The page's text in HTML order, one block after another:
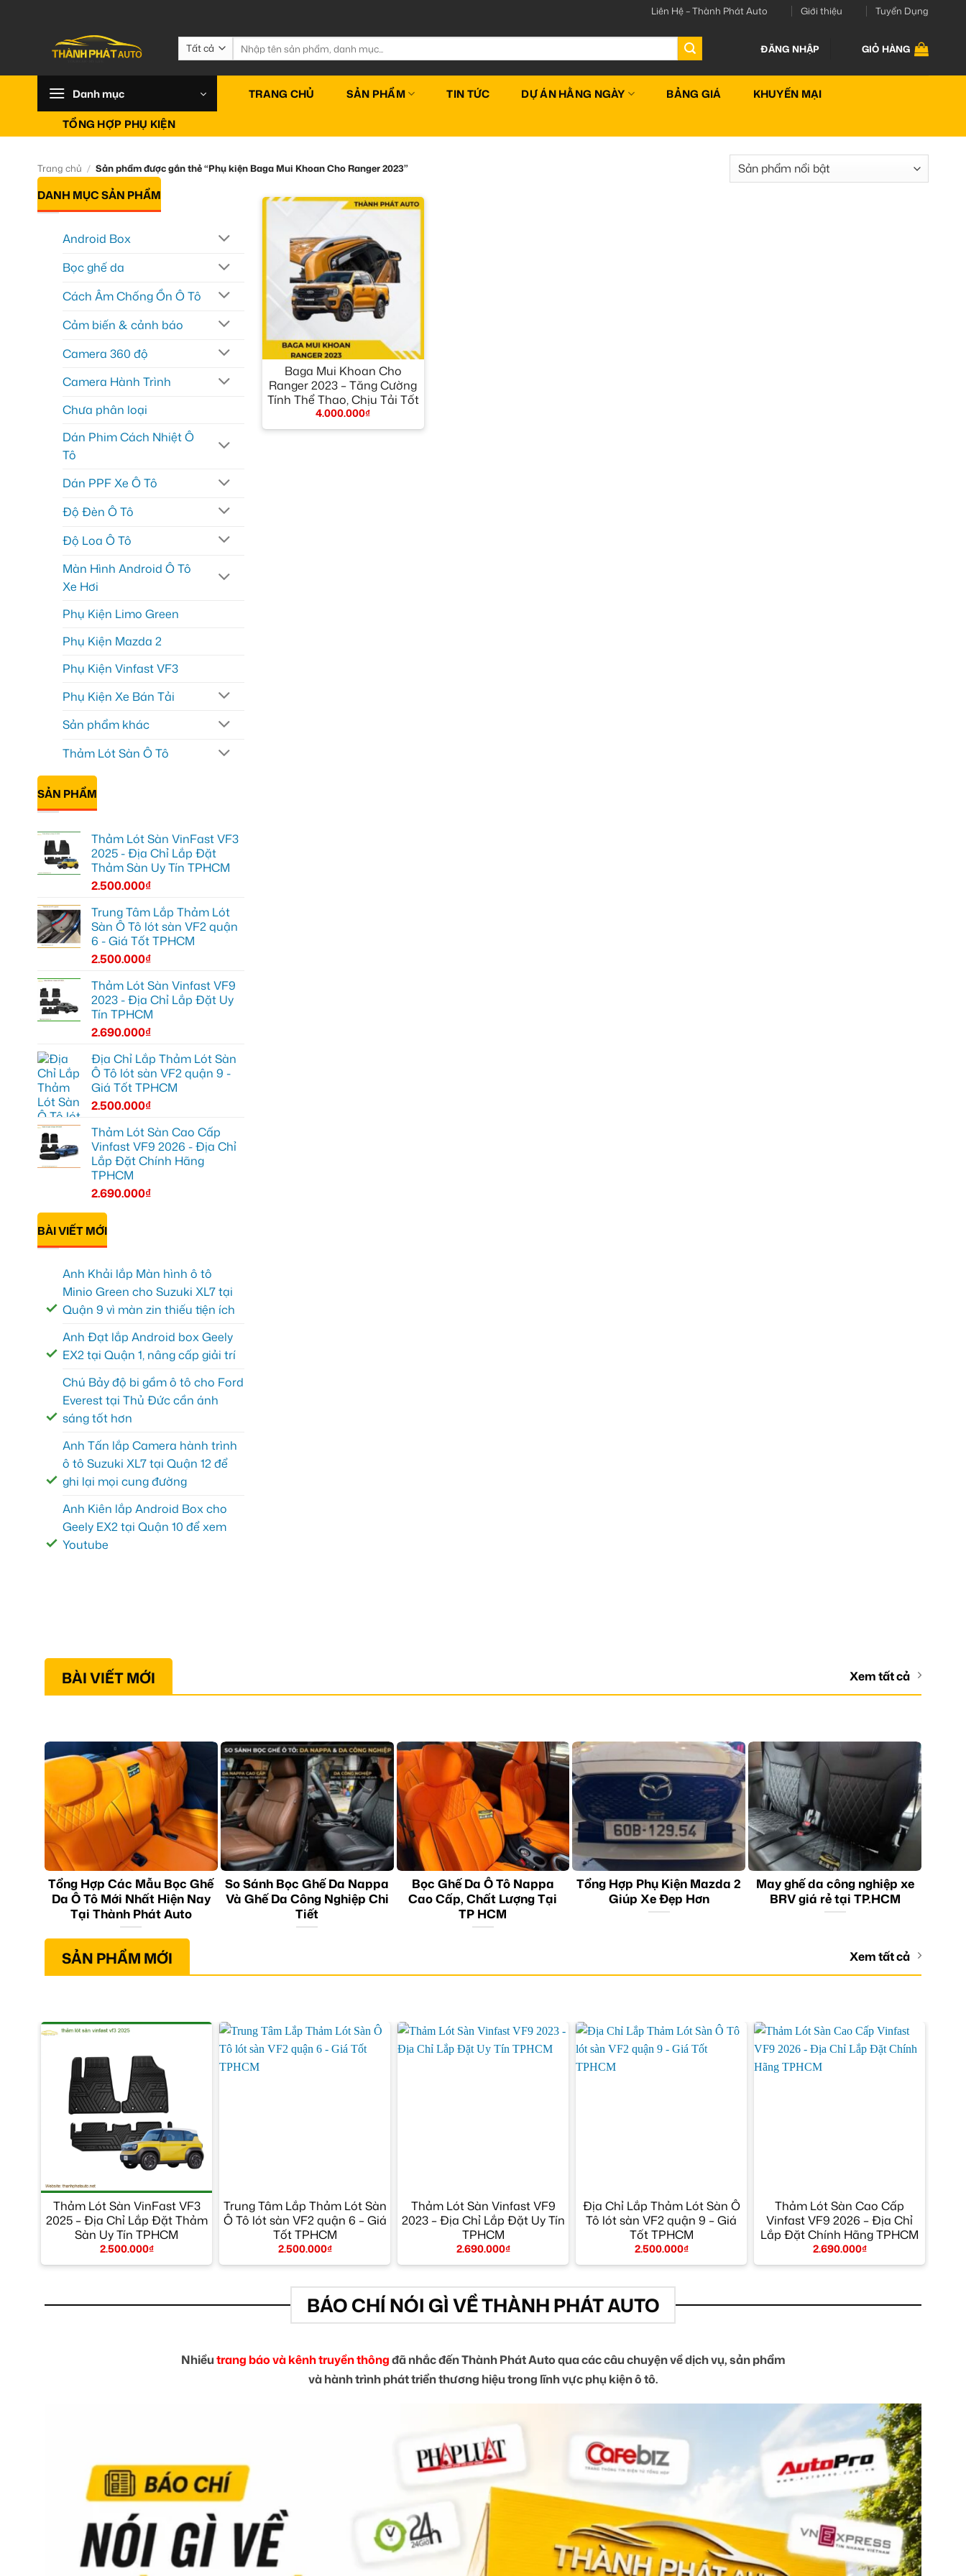
Liên Hệ – Thành Phát Auto Giới thiệu Tuyển Dụng
Tìm
kiếm:
ĐĂNG NHẬP GIỎ HÀNG
Danh mục TRANG CHỦ SẢN PHẨM TIN TỨC DỰ ÁN HẰNG NGÀY BẢNG GIÁ KHUYẾN MẠI
TỔNG HỢP PHỤ KIỆN
Trang chủ / Sản phẩm được gắn thẻ “Phụ kiện Baga Mui Khoan Cho Ranger 2023”
DANH MỤC SẢN PHẨM
Android Box
Bọc ghế da
Cách Âm Chống Ồn Ô Tô
Cảm biến & cảnh báo
Camera 360 độ
Camera Hành Trình
Chưa phân loại
Dán Phim Cách Nhiệt Ô
Tô
Dán PPF Xe Ô Tô
Độ Đèn Ô Tô
Độ Loa Ô Tô
Màn Hình Android Ô Tô
Xe Hơi
Phụ Kiện Limo Green
Phụ Kiện Mazda 2
Phụ Kiện Vinfast VF3
Phụ Kiện Xe Bán Tải
Sản phẩm khác
Thảm Lót Sàn Ô Tô
SẢN PHẨM
Thảm Lót Sàn VinFast VF3
2025 - Địa Chỉ Lắp Đặt
Thảm Sàn Uy Tín TPHCM
2.500.000₫
Trung Tâm Lắp Thảm Lót
Sàn Ô Tô lót sàn VF2 quận
6 - Giá Tốt TPHCM
2.500.000₫
Thảm Lót Sàn Vinfast VF9
2023 - Địa Chỉ Lắp Đặt Uy
Tín TPHCM
2.690.000₫
Địa Chỉ Lắp Thảm Lót Sàn
Ô Tô lót sàn VF2 quận 9 -
Giá Tốt TPHCM
2.500.000₫
Thảm Lót Sàn Cao Cấp
Vinfast VF9 2026 - Địa Chỉ
Lắp Đặt Chính Hãng
TPHCM
2.690.000₫
BÀI VIẾT MỚI
Anh Khải lắp Màn hình ô tô
Minio Green cho Suzuki XL7 tại
Quận 9 vì màn zin thiếu tiện ích
Anh Đạt lắp Android box Geely
EX2 tại Quận 1, nâng cấp giải trí
Chú Bảy độ bi gầm ô tô cho Ford
Everest tại Thủ Đức cần ánh
sáng tốt hơn
Anh Tấn lắp Camera hành trình
ô tô Suzuki XL7 tại Quận 12 để
ghi lại mọi cung đường
Anh Kiên lắp Android Box cho
Geely EX2 tại Quận 10 để xem
Youtube
+
Baga Mui Khoan Cho
Ranger 2023 – Tăng Cường
Tính Thể Thao, Chịu Tải Tốt
4.000.000₫
BÀI VIẾT MỚI Xem tất cả
Tổng Hợp Các Mẫu Bọc Ghế
Da Ô Tô Mới Nhất Hiện Nay
Tại Thành Phát Auto
So Sánh Bọc Ghế Da Nappa
Và Ghế Da Công Nghiệp Chi
Tiết
Bọc Ghế Da Ô Tô Nappa
Cao Cấp, Chất Lượng Tại
TP HCM
Tổng Hợp Phụ Kiện Mazda 2
Giúp Xe Đẹp Hơn
May ghế da công nghiệp xe
BRV giá rẻ tại TP.HCM
SẢN PHẨM MỚI Xem tất cả
Thảm Lót Sàn VinFast VF3
2025 – Địa Chỉ Lắp Đặt Thảm
Sàn Uy Tín TPHCM
2.500.000₫
Trung Tâm Lắp Thảm Lót Sàn
Ô Tô lót sàn VF2 quận 6 – Giá
Tốt TPHCM
2.500.000₫
Thảm Lót Sàn Vinfast VF9
2023 – Địa Chỉ Lắp Đặt Uy Tín
TPHCM
2.690.000₫
Địa Chỉ Lắp Thảm Lót Sàn Ô
Tô lót sàn VF2 quận 9 – Giá
Tốt TPHCM
2.500.000₫
Thảm Lót Sàn Cao Cấp
Vinfast VF9 2026 – Địa Chỉ
Lắp Đặt Chính Hãng TPHCM
2.690.000₫
BÁO CHÍ NÓI GÌ VỀ THÀNH PHÁT AUTO
Nhiềutrang báo và kênh truyền thôngđã nhắc đến Thành Phát Auto qua các câu chuyện về dịch vụ, sản phẩm
và hành trình phát triển thương hiệu trong lĩnh vực phụ kiện ô tô.